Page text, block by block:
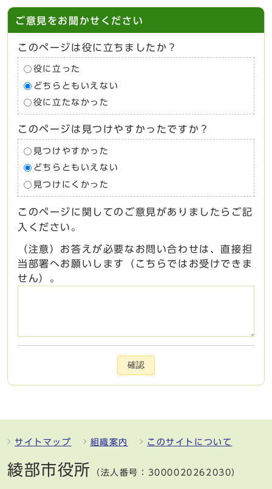
ご意見をお聞かせください
このページは役に立ちましたか？
役に立った
どちらともいえない
役に立たなかった
このページは見つけやすかったですか？
見つけやすかった
どちらともいえない
見つけにくかった
このページに関してのご意見がありましたらご記
入ください。
（注意）お答えが必要なお問い合わせは、直接担
当部署へお願いします（こちらではお受けできま
せん）。
確認
サイトマップ 組織案内 このサイトについて
綾部市役所 （法人番号：3000020262030）